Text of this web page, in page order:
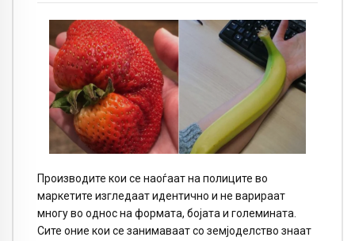
Производите кои се наоѓаат на полиците во
маркетите изгледаат идентично и не варираат
многу во однос на формата, бојата и големината.
Сите оние кои се занимаваат со земјоделство знаат